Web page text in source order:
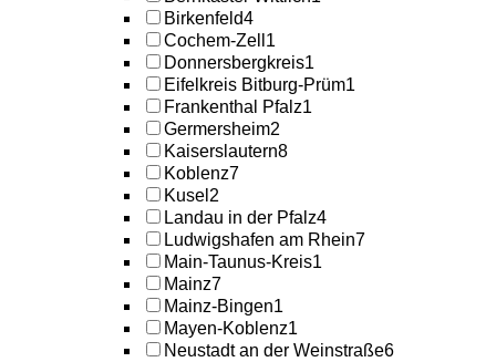
Birkenfeld4
Cochem-Zell 1
Donnersbergkreis1
Eifelkreis Bitburg-Prüm1
Frankenthal Pfalz1
Germersheim2
Kaiserslautern8
Koblenz7
Kusel 2
Landau in der Pfalz4
Ludwigshafen am Rhein7
Main-Taunus-Kreis1
Mainz7
Mainz-Bingen1
Mayen-Koblenz1
Neustadt an der Weinstraße6